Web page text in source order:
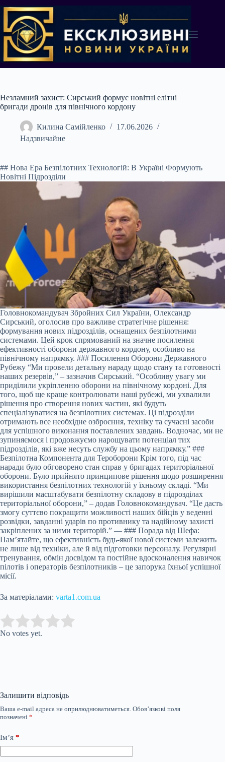
до
вмісту
Незламний захист: Сирський формує новітні елітні
бригади дронів для північного кордону
Килина Самійленко
17.06.2026
Надзвичайне
## Нова Ера Безпілотних Технологій: В Україні Формують
Новітні Підрозділи
Головнокомандувач Збройних Сил України, Олександр
Сирський, оголосив про важливе стратегічне рішення:
формування нових підрозділів, оснащених безпілотними
системами. Цей крок спрямований на значне посилення
ефективності оборони державного кордону, особливо на
північному напрямку. ### Посилення Оборони Державного
Рубежу “Ми провели детальну нараду щодо стану та готовності
наших резервів,” – зазначив Сирський. “Особливу увагу ми
приділили укріпленню оборони на північному кордоні. Для
того, щоб ще краще контролювати наші рубежі, ми ухвалили
рішення про створення нових частин, які будуть
спеціалізуватися на безпілотних системах. Ці підрозділи
отримають все необхідне озброєння, техніку та сучасні засоби
для успішного виконання поставлених завдань. Водночас, ми не
зупиняємося і продовжуємо нарощувати потенціал тих
підрозділів, які вже несуть службу на цьому напрямку.” ###
Безпілотна Компонента для Тероборони Крім того, під час
наради було обговорено стан справ у бригадах територіальної
оборони. Було прийнято принципове рішення щодо розширення
використання безпілотних технологій у їхньому складі. “Ми
вирішили масштабувати безпілотну складову в підрозділах
територіальної оборони,” – додав Головнокомандувач. “Це дасть
змогу суттєво покращити можливості наших бійців у веденні
розвідки, завданні ударів по противнику та надійному захисті
закріплених за ними територій.” — ### Порада від Шефа:
Пам’ятайте, що ефективність будь-якої нової системи залежить
не лише від техніки, але й від підготовки персоналу. Регулярні
тренування, обмін досвідом та постійне вдосконалення навичок
пілотів і операторів безпілотників – це запорука їхньої успішної
місії.
За матеріалами: varta1.com.ua
Rate this item:
No votes yet.
Залишити відповідь
Ваша e-mail адреса не оприлюднюватиметься. Обов’язкові поля
позначені *
Ім’я *